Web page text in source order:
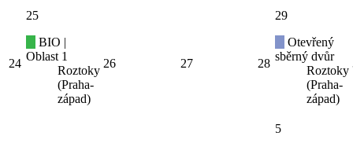
24
25
BIO |
Oblast 1
Roztoky
(Praha-
západ)
26 27 28
29
Otevřený
sběrný dvůr
Roztoky
(Praha-
západ)
5